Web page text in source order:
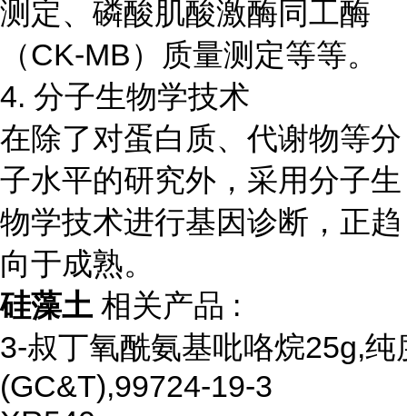
测定、磷酸肌酸激酶同工酶
（CK-MB）质量测定等等。
4. 分子生物学技术
在除了对蛋白质、代谢物等分
子水平的研究外，采用分子生
物学技术进行基因诊断，正趋
向于成熟。
硅藻土 相关产品 :
3-叔丁氧酰氨基吡咯烷25g,纯
(GC&T),99724-19-3